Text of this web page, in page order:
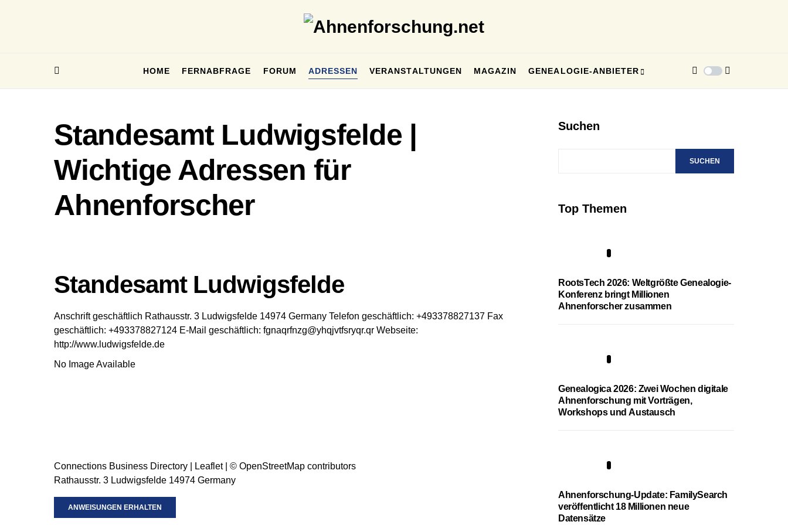
HOME FERNABFRAGE FORUM ADRESSEN VERANSTALTUNGEN MAGAZIN GENEALOGIE-ANBIETER
Standesamt Ludwigsfelde |
Wichtige Adressen für
Ahnenforscher
Standesamt Ludwigsfelde
Anschrift geschäftlich Rathausstr. 3 Ludwigsfelde 14974 Germany Telefon geschäftlich: +493378827137 Fax
geschäftlich: +493378827124 E-Mail geschäftlich: fgnaqrfnzg@yhqjvtfsryqr.qr Webseite:
http://www.ludwigsfelde.de
No Image Available
Connections Business Directory Leaflet| © OpenStreetMap contributors
Rathausstr. 3 Ludwigsfelde 14974 Germany
ANWEISUNGEN ERHALTEN
Suchen
SUCHEN
Top Themen
RootsTech 2026: Weltgrößte Genealogie-
Konferenz bringt Millionen
Ahnenforscher zusammen
Genealogica 2026: Zwei Wochen digitale
Ahnenforschung mit Vorträgen,
Workshops und Austausch
Ahnenforschung-Update: FamilySearch
veröffentlicht 18 Millionen neue
Datensätze